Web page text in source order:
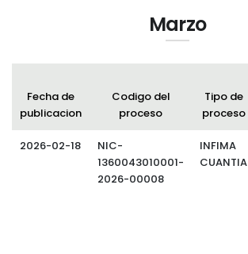
Marzo
Fecha de
publicacion
Codigo del
proceso
Tipo de
proceso
2026-02-18
NIC-
1360043010001-
2026-00008
INFIMA
CUANTIA